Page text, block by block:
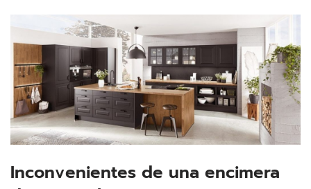
Inconvenientes de una encimera